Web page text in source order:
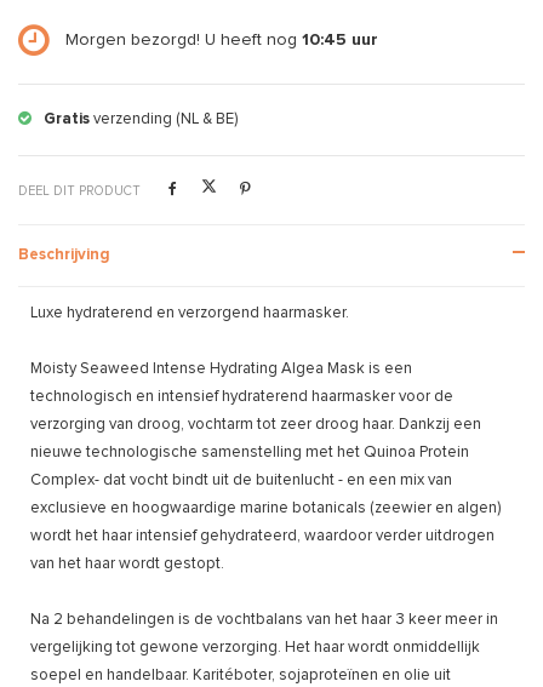
Morgen bezorgd! U heeft nog 10:45 uur
Gratis verzending (NL & BE)
DEEL DIT PRODUCT
Beschrijving
Luxe hydraterend en verzorgend haarmasker.
Moisty Seaweed Intense Hydrating Algea Mask is een
technologisch en intensief hydraterend haarmasker voor de
verzorging van droog, vochtarm tot zeer droog haar. Dankzij een
nieuwe technologische samenstelling met het Quinoa Protein
Complex- dat vocht bindt uit de buitenlucht - en een mix van
exclusieve en hoogwaardige marine botanicals (zeewier en algen)
wordt het haar intensief gehydrateerd, waardoor verder uitdrogen
van het haar wordt gestopt.
Na 2 behandelingen is de vochtbalans van het haar 3 keer meer in
vergelijking tot gewone verzorging. Het haar wordt onmiddellijk
soepel en handelbaar. Karitéboter, sojaproteïnen en olie uit